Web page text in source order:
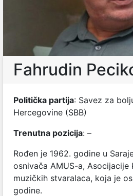
Fahrudin
Politička partija: Savez za
Hercegovine (SBB)
Trenutna pozicija: –
Rođen je 1962. godine u
osnivača AMUS-a,
muzičkih stvaralaca, koja je
godine.